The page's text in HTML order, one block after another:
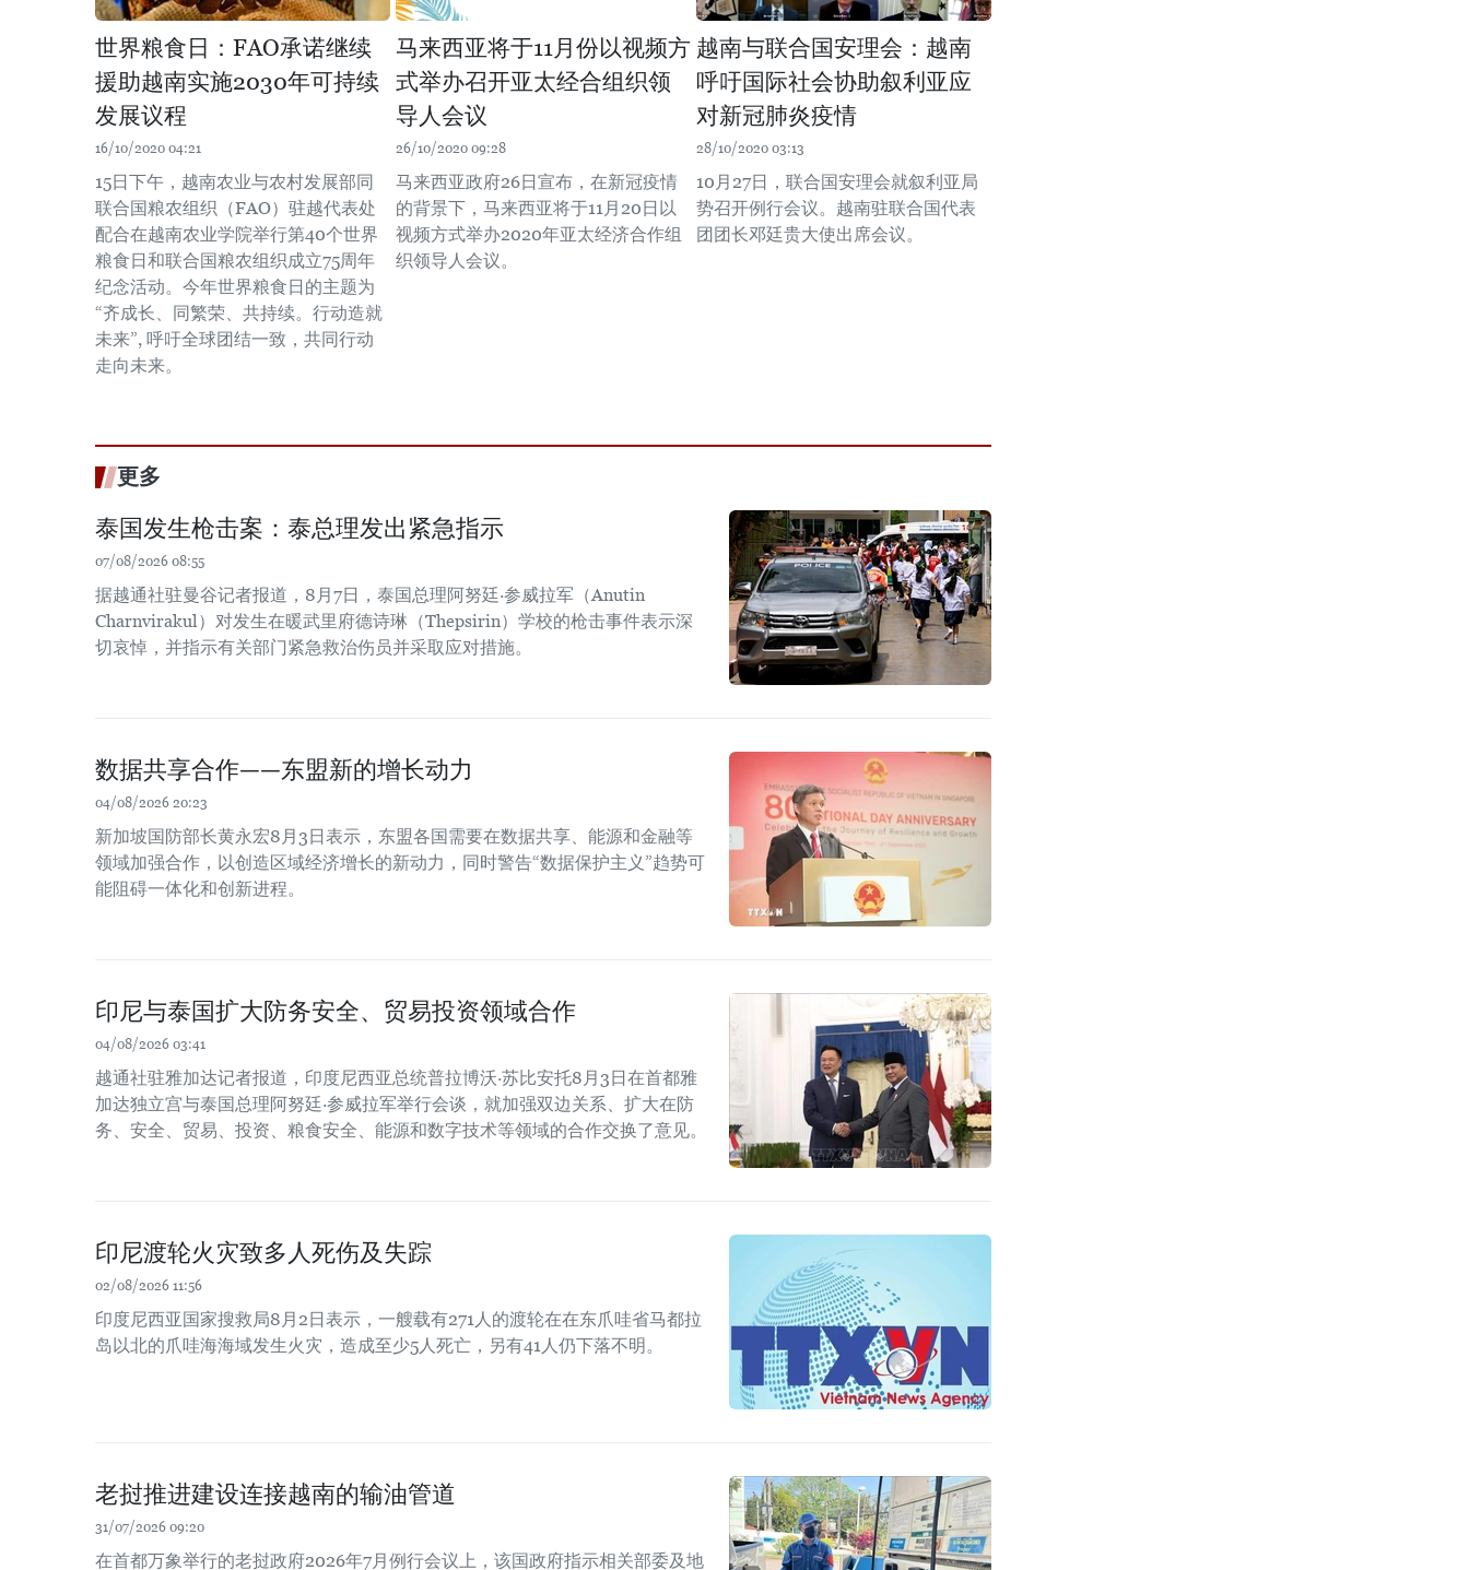
世界粮食日：FAO承诺继续
援助越南实施2030年可持续
发展议程
16/10/2020 04:21
15日下午，越南农业与农村发展部同
联合国粮农组织（FAO）驻越代表处
配合在越南农业学院举行第40个世界
粮食日和联合国粮农组织成立75周年
纪念活动。今年世界粮食日的主题为
“齐成长、同繁荣、共持续。行动造就
未来”, 呼吁全球团结一致，共同行动
走向未来。
马来西亚将于11月份以视频方
式举办召开亚太经合组织领
导人会议
26/10/2020 09:28
马来西亚政府26日宣布，在新冠疫情
的背景下，马来西亚将于11月20日以
视频方式举办2020年亚太经济合作组
织领导人会议。
越南与联合国安理会：越南
呼吁国际社会协助叙利亚应
对新冠肺炎疫情
28/10/2020 03:13
10月27日，联合国安理会就叙利亚局
势召开例行会议。越南驻联合国代表
团团长邓廷贵大使出席会议。
更多
泰国发生枪击案：泰总理发出紧急指示
07/08/2026 08:55
据越通社驻曼谷记者报道，8月7日，泰国总理阿努廷·参威拉军（Anutin
Charnvirakul）对发生在暖武里府德诗琳（Thepsirin）学校的枪击事件表示深
切哀悼，并指示有关部门紧急救治伤员并采取应对措施。
数据共享合作——东盟新的增长动力
04/08/2026 20:23
新加坡国防部长黄永宏8月3日表示，东盟各国需要在数据共享、能源和金融等
领域加强合作，以创造区域经济增长的新动力，同时警告“数据保护主义”趋势可
能阻碍一体化和创新进程。
印尼与泰国扩大防务安全、贸易投资领域合作
04/08/2026 03:41
越通社驻雅加达记者报道，印度尼西亚总统普拉博沃·苏比安托8月3日在首都雅
加达独立宫与泰国总理阿努廷·参威拉军举行会谈，就加强双边关系、扩大在防
务、安全、贸易、投资、粮食安全、能源和数字技术等领域的合作交换了意见。
印尼渡轮火灾致多人死伤及失踪
02/08/2026 11:56
印度尼西亚国家搜救局8月2日表示，一艘载有271人的渡轮在在东爪哇省马都拉
岛以北的爪哇海海域发生火灾，造成至少5人死亡，另有41人仍下落不明。
老挝推进建设连接越南的输油管道
31/07/2026 09:20
在首都万象举行的老挝政府2026年7月例行会议上，该国政府指示相关部委及地